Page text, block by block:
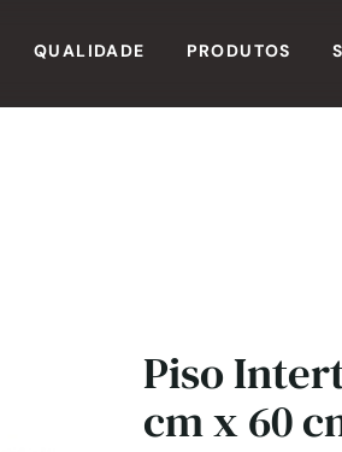
QUALIDADE PRODUTOS
Piso
cm x 60